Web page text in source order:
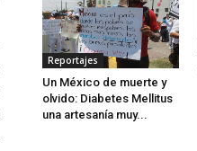
Reportajes
Un México de muerte y
olvido: Diabetes Mellitus
una artesanía muy...